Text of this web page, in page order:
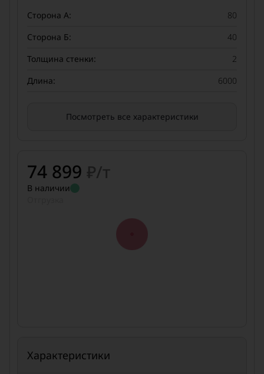
Сторона А:
80
Сторона Б:
40
Толщина стенки:
2
Длина:
6000
Посмотреть все характеристики
74 899 ₽/т
В наличии
Характеристики